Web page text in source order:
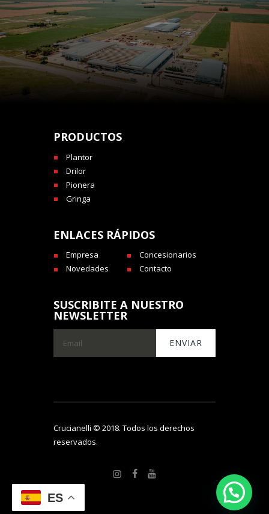
PRODUCTOS
Plantor
Drilor
Pionera
Gringa
ENLACES RÁPIDOS
Empresa
Concesionarios
Novedades
Contacto
SUSCRIBITE A NUESTRO
NEWSLETTER
Crucianelli © 2018. Todos los derechos
reservados.
ES